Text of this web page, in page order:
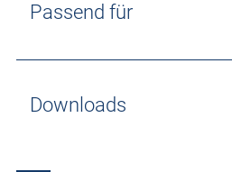
Passend für
Downloads